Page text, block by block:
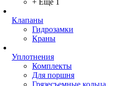
+ Ещё 1
Клапаны
Гидрозамки
Краны
Уплотнения
Комплекты
Для поршня
Грязесъемные кольца